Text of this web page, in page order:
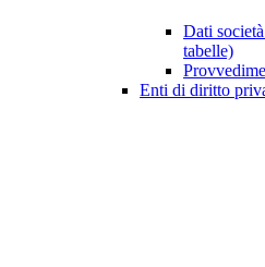
Dati
tabelle)
Enti di diritto